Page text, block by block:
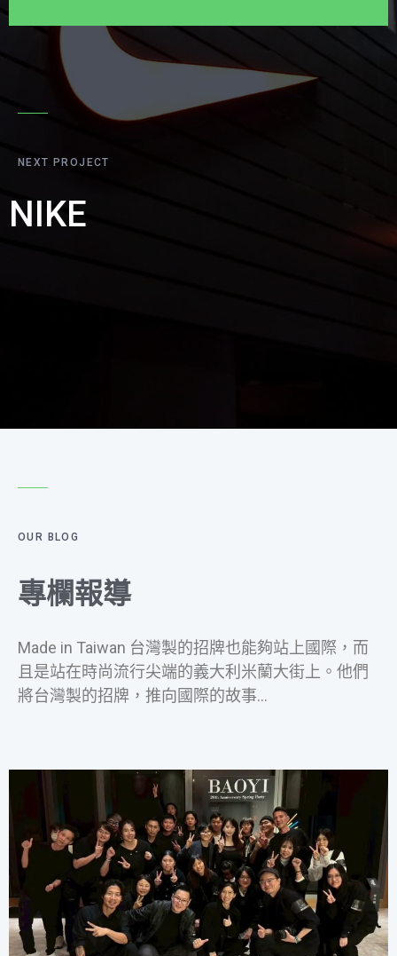
NEXT PROJECT
NIKE
OUR BLOG
專欄報導
Made in Taiwan 台灣製的招牌也能夠站上國際，而
且是站在時尚流行尖端的義大利米蘭大街上。他們
將台灣製的招牌，推向國際的故事…